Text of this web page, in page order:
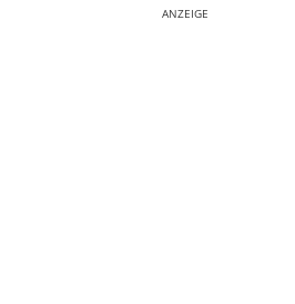
ANZEIGE